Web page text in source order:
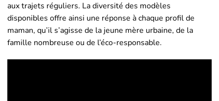
aux trajets réguliers. La diversité des modèles
disponibles offre ainsi une réponse à chaque profil de
maman, qu’il s’agisse de la jeune mère urbaine, de la
famille nombreuse ou de l’éco-responsable.